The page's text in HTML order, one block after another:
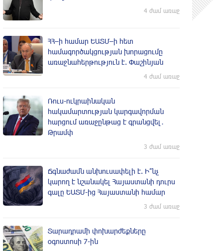
4 ժամ առաջ
ՀՀ–ի համար ԵԱՏՄ–ի հետ
համագործակցության խորացումը
առաջնահերթություն է. Փաշինյան
4 ժամ առաջ
Ռուս-ուկրաինական
hակամարտության կարգավորման
հարցում առաջընթաց է գրանցվել․
Թրամփ
3 ժամ առաջ
Ճգնաժամն անխուսափելի է. Ի՞նչ
կարող է նշանակել Հայաստանի դուրս
գալը ԵԱՏՄ-ից Հայաստանի համար
3 ժամ առաջ
Տարադրամի փոխարժեքները
օգոստոսի 7-ին